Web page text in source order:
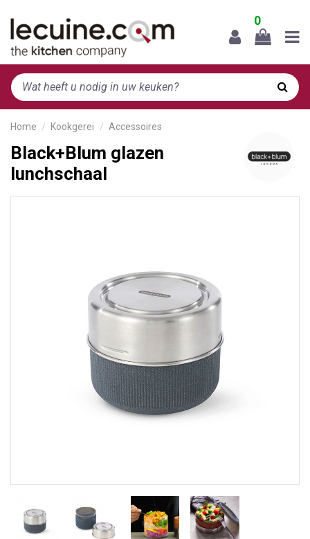
0
Home Kookgerei Accessoires
Black+Blum glazen
lunchschaal